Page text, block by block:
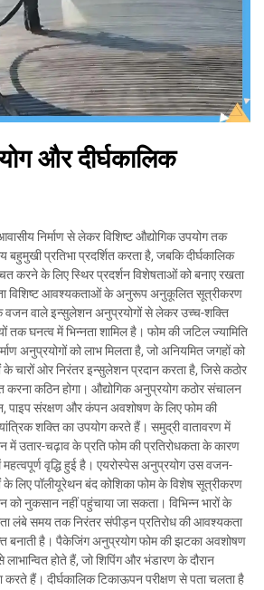
और दीर्घकालिक
निर्माण से लेकर विशिष्ट औद्योगिक उपयोग तक
बहुमुखी प्रतिभा प्रदर्शित करता है, जबकि दीर्घकालिक
करने के लिए स्थिर प्रदर्शन विशेषताओं को बनाए रखता
विशिष्ट आवश्यकताओं के अनुरूप अनुकूलित सूत्रीकरण
वजन वाले इन्सुलेशन अनुप्रयोगों से लेकर उच्च-शक्ति
तक घनत्व में भिन्नता शामिल है। फोम की जटिल ज्यामिति
अनुप्रयोगों को लाभ मिलता है, जो अनियमित जगहों को
चारों ओर निरंतर इन्सुलेशन प्रदान करता है, जिसे कठोर
करना कठिन होगा। औद्योगिक अनुप्रयोग कठोर संचालन
पाइप संरक्षण और कंपन अवशोषण के लिए फोम की
शक्ति का उपयोग करते हैं। समुद्री वातावरण में
में उतार-चढ़ाव के प्रति फोम की प्रतिरोधकता के कारण
वृद्धि हुई है। एयरोस्पेस अनुप्रयोग उस वजन-
के लिए पॉलीयूरेथन बंद कोशिका फोम के विशेष सूत्रीकरण
को नुकसान नहीं पहुंचाया जा सकता। विभिन्न भारों के
लंबे समय तक निरंतर संपीड़न प्रतिरोध की आवश्यकता
बनाती है। पैकेजिंग अनुप्रयोग फोम की झटका अवशोषण
लाभान्वित होते हैं, जो शिपिंग और भंडारण के दौरान
हैं। दीर्घकालिक टिकाऊपन परीक्षण से पता चलता है